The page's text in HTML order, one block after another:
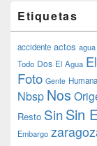
Etiquetas
accidente actos agua
Todo Dos El Agua
Foto Gente Humana
Nbsp Nos
Resto SinSin
Embargo